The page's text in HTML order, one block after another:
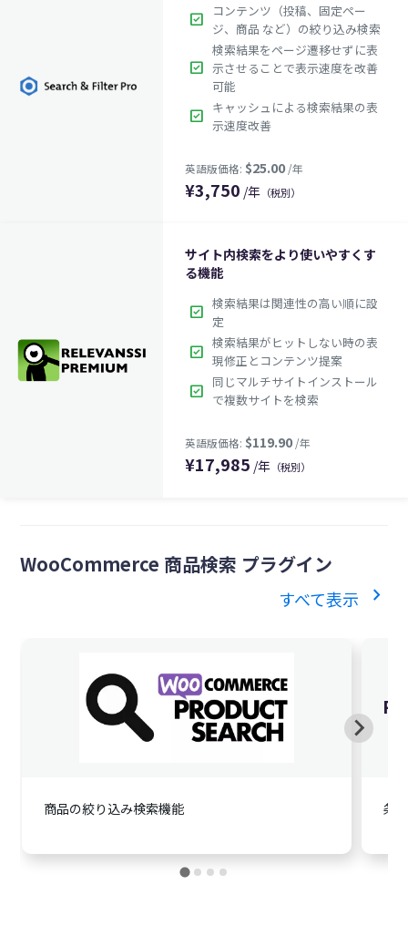
check_box
コンテンツ（投稿、固定ペー
ジ、商品 など）の絞り込み検索
check_box
検索結果をページ遷移せずに表
示させることで表示速度を改善
可能
check_box キャッシュによる検索結果の表
示速度改善
英語版価格:$25.00/年
¥3,750 /年 （税別）
サイト内検索をより使いやすくす
る機能
check_box 検索結果は関連性の高い順に設
定
check_box 検索結果がヒットしない時の表
現修正とコンテンツ提案
check_box 同じマルチサイトインストール
で複数サイトを検索
$119.90
¥17,985 /年 （税別）
WooCommerce 商品検索 プラグイン
すべて表示 chevron_right
商品の絞り込み検索機能 条